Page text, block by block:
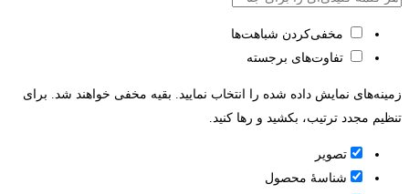
مخفی‌کردن شباهت‌ها
تفاوت‌های برجسته
زمینه‌های نمایش داده شده را انتخاب نمایید. بقیه مخفی خواهند شد. برای
تنظیم مجدد ترتیب، بکشید و رها کنید.
تصویر
شناسۀ محصول